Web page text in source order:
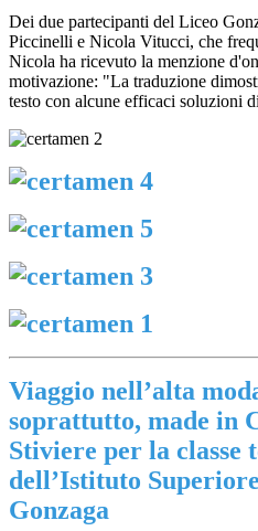
Dei due partecipanti del Liceo
Piccinelli e Nicola Vitucci, che
Nicola ha ricevuto la menzione
motivazione: "La traduzione
testo con alcune efficaci soluzioni
Viaggio nell’alta
soprattutto, made in
Stiviere per la classe
dell’Istituto
Gonzaga